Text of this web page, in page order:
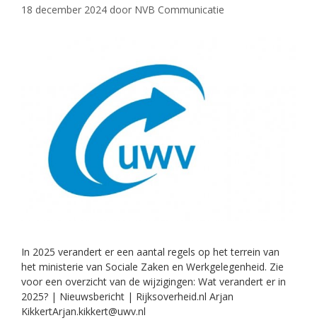
18 december 2024 door NVB Communicatie
In 2025 verandert er een aantal regels op het terrein van
het ministerie van Sociale Zaken en Werkgelegenheid. Zie
voor een overzicht van de wijzigingen: Wat verandert er in
2025? | Nieuwsbericht | Rijksoverheid.nl Arjan
KikkertArjan.kikkert@uwv.nl